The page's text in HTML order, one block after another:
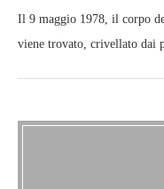
Il 9 maggio 1978, il corpo
viene trovato, crivellato